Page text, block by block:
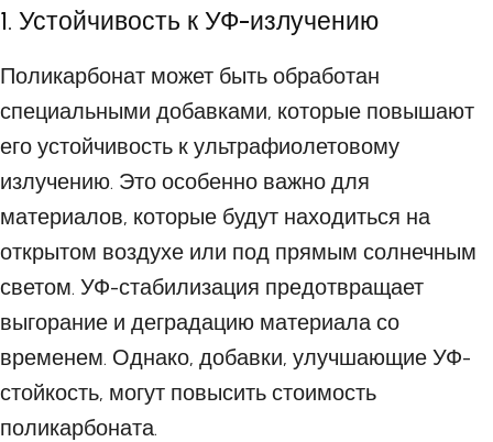
1. Устойчивость к УФ-излучению
Поликарбонат может быть обработан
специальными добавками, которые повышают
его устойчивость к ультрафиолетовому
излучению. Это особенно важно для
материалов, которые будут находиться на
открытом воздухе или под прямым солнечным
светом. УФ-стабилизация предотвращает
выгорание и деградацию материала со
временем. Однако, добавки, улучшающие УФ-
стойкость, могут повысить стоимость
поликарбоната.